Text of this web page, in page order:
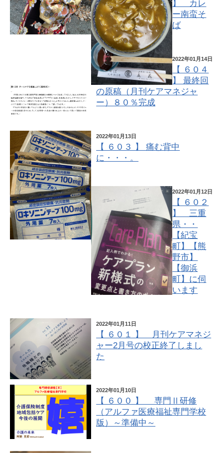
】 カレ
ー南蛮そ
ば
2022年01月14日
【 ６０４
】 最終回
の原稿（月刊ケアマネジャ
ー）８０％完成
2022年01月13日
【 ６０３ 】 痛む背中
に・・・。
2022年01月12日
【 ６０２
】 三重
県・・
【紀宝
町】【熊
野市】
【御浜
町】に伺
います
2022年01月11日
【 ６０１ 】 月刊ケアマネジ
ャー2月号の校正終了しまし
た
2022年01月10日
【 ６００ 】 専門Ⅱ研修
（アルファ医療福祉専門学校
版）～準備中～